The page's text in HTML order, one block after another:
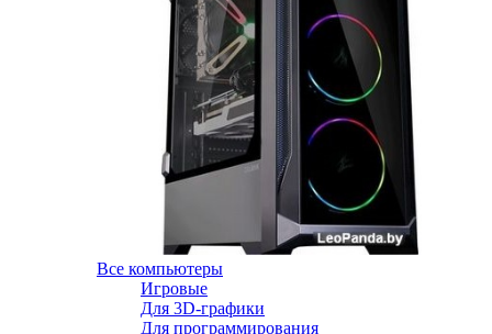
Все компьютеры
Игровые
Для 3D-графики
Для программирования